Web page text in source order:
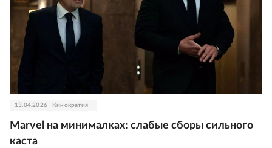
13.04.2026 Кинократия
Marvel на минималках: слабые сборы сильного
каста